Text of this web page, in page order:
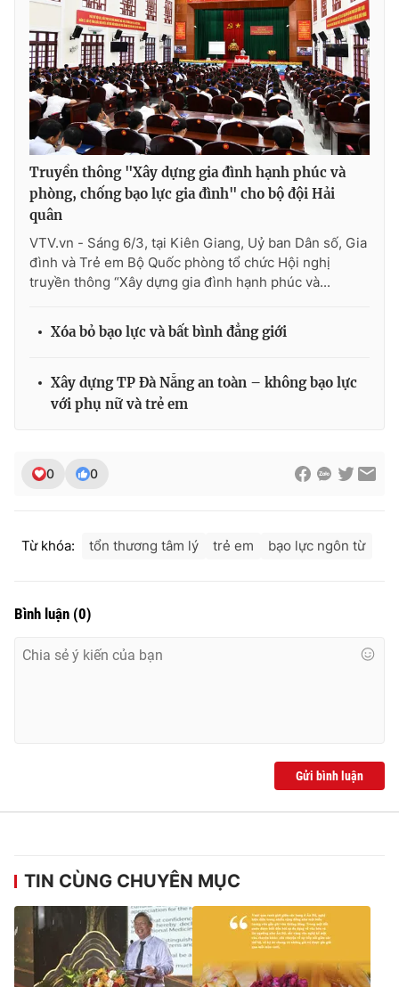
Truyền thông "Xây dựng gia đình hạnh phúc và
phòng, chống bạo lực gia đình" cho bộ đội Hải
quân
VTV.vn - Sáng 6/3, tại Kiên Giang, Uỷ ban Dân số, Gia
đình và Trẻ em Bộ Quốc phòng tổ chức Hội nghị
truyền thông “Xây dựng gia đình hạnh phúc và...
Xóa bỏ bạo lực và bất bình đẳng giới
Xây dựng TP Đà Nẵng an toàn – không bạo lực
với phụ nữ và trẻ em
0 0
Từ khóa: tổn thương tâm lý trẻ em bạo lực ngôn từ
Bình luận (0)
Gửi bình luận
TIN CÙNG CHUYÊN MỤC